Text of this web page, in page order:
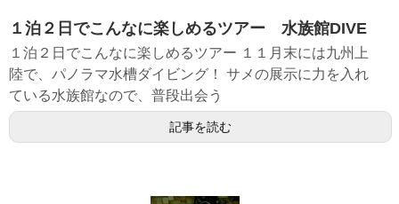
１泊２日でこんなに楽しめるツアー 水族館DIVE
１泊２日でこんなに楽しめるツアー １１月末には九州上
陸で、パノラマ水槽ダイビング！ サメの展示に力を入れ
ている水族館なので、普段出会う
記事を読む